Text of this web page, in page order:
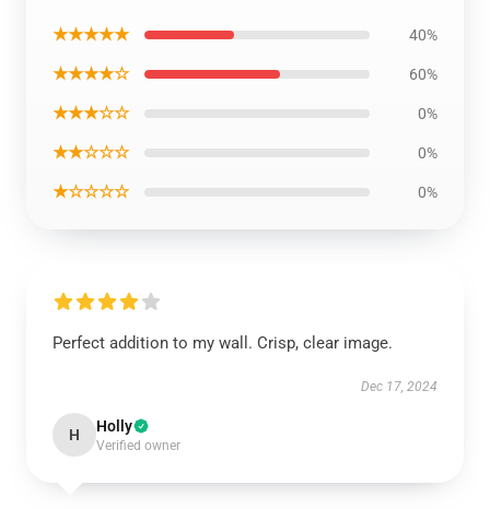
★★★★★ 40%
★★★★☆ 60%
★★★☆☆ 0%
★★☆☆☆ 0%
★☆☆☆☆ 0%
Perfect addition to my wall. Crisp, clear image.
Dec 17, 2024
H Holly
Verified owner